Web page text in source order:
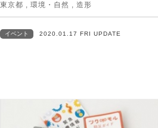
東京都 , 環境・自然 , 造形
イベント 2020.01.17 FRI UPDATE